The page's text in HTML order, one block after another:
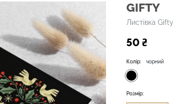
GIFTY
Листівка
50 ₴
Колір: чорний
Розмір: